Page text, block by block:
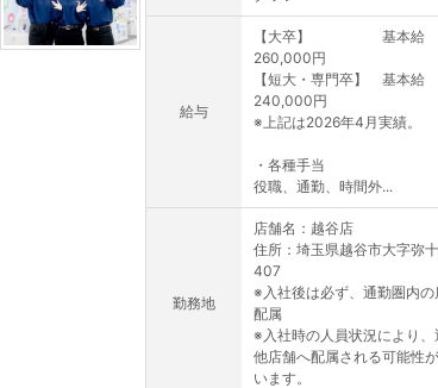
給与
【大卒】 基本給
260,000円
【短大・専門卒】 基本給
240,000円
※上記は2026年4月実績。
・各種手当
役職、通勤、時間外...
勤務地
店舗名：越谷店
住所：埼玉県越谷市大字弥
407
※入社後は必ず、通勤圏内の
配属
※入社時の人員状況により、
他店舗へ配属される可能性
います。